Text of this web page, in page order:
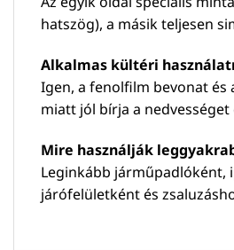
hatszög), a másik teljesen
Alkalmas kültéri
Igen, a fenolfilm bevonat és
miatt jól bírja a nedvességet
Mire használják
Leginkább járműpadlóként,
járófelületként és